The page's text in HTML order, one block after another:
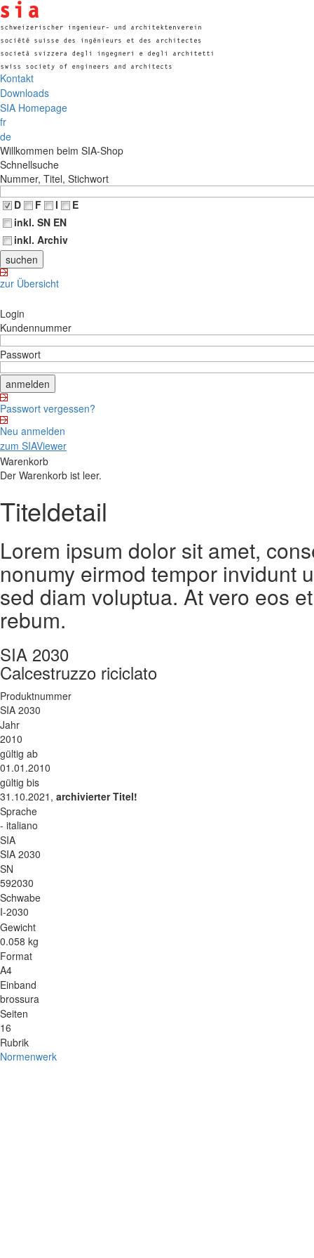
Kontakt
Downloads
SIA Homepage
fr
de
Willkommen beim SIA-Shop
Schnellsuche
Nummer, Titel, Stichwort
D
F I
E
inkl. SN EN
inkl. Archiv
zur Übersicht
Login
Kundennummer
Passwort
Passwort vergessen?
Neu anmelden
zum SIAViewer
Warenkorb
Der Warenkorb ist leer.
Titeldetail
Lorem ipsum dolor sit amet,
nonumy eirmod tempor invidunt
sed diam voluptua. At vero eos
rebum.
SIA 2030
Calcestruzzo riciclato
Produktnummer
SIA 2030
Jahr
2010
gültig ab
01.01.2010
gültig bis
31.10.2021, archivierter Titel!
Sprache
- italiano
SIA
SIA 2030
SN
592030
Schwabe
I-2030
Gewicht
0.058 kg
Format
A4
Einband
brossura
Seiten
16
Rubrik
Normenwerk